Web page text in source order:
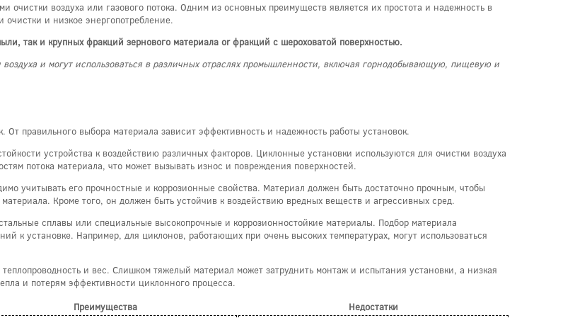
воздуха или газового потока. Одним из основных преимуществ является их простота и надежность в
и низкое энергопотребление.
так и крупных фракций зернового материала or фракций с шероховатой поверхностью.
и могут использоваться в различных отраслях промышленности, включая горнодобывающую, пищевую и
правильного выбора материала зависит эффективность и надежность работы установок.
устройства к воздействию различных факторов. Циклонные установки используются для очистки воздуха
потока материала, что может вызывать износ и повреждения поверхностей.
учитывать его прочностные и коррозионные свойства. Материал должен быть достаточно прочным, чтобы
Кроме того, он должен быть устойчив к воздействию вредных веществ и агрессивных сред.
сплавы или специальные высокопрочные и коррозионностойкие материалы. Подбор материала
к установке. Например, для циклонов, работающих при очень высоких температурах, могут использоваться
и вес. Слишком тяжелый материал может затруднить монтаж и испытания установки, а низкая
и потерям эффективности циклонного процесса.
Преимущества
Недостатки